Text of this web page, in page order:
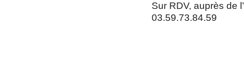
Sur RDV, auprès de
03.59.73.84.59